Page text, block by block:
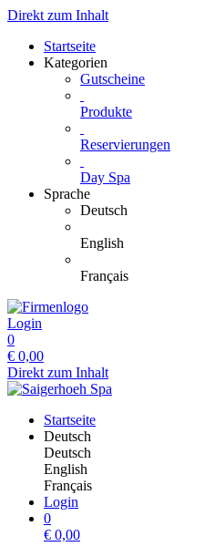
Direkt zum Inhalt
Startseite
Kategorien
Gutscheine
Produkte
Reservierungen
Day Spa
Sprache
Deutsch
English
Français
Login
0
€ 0,00
Direkt zum Inhalt
Startseite
Deutsch
Deutsch
English
Français
Login
0
€ 0,00